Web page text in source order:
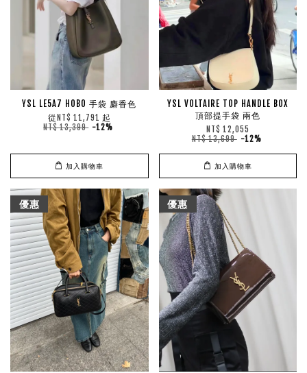
YSL LE5A7 HOBO 手袋 麝香色
從 NT$ 11,791 起
NT$ 13,399 -12%
加入購物車
YSL VOLTAIRE TOP HANDLE BOX
頂部提手袋 兩色
NT$ 12,055
NT$ 13,699 -12%
加入購物車
優惠 優惠